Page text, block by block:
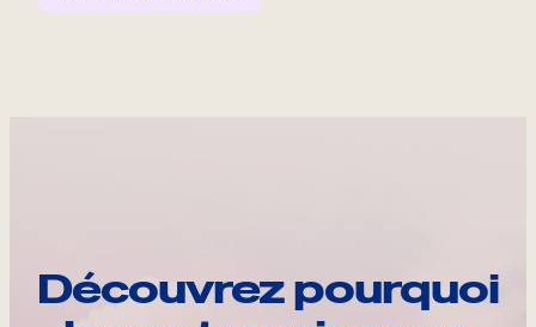
Découvrez pourquoi